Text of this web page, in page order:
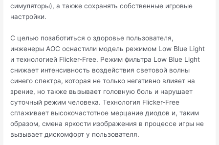
симуляторы), а также сохранять собственные игровые
настройки.
С целью позаботиться о здоровье пользователя,
инженеры AOC оснастили модель режимом Low Blue Light
и технологией Flicker-Free. Режим фильтра Low Blue Light
снижает интенсивность воздействия световой волны
синего спектра, которая не только негативно влияет на
зрение, но также вызывает головную боль и нарушает
суточный режим человека. Технология Flicker-Free
сглаживает высокочастотное мерцание диодов и, таким
образом, смена яркости изображения в процессе игры не
вызывает дискомфорт у пользователя.